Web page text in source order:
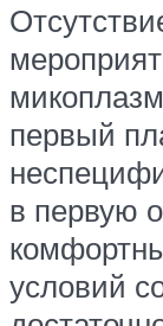
первый
в первую
условий